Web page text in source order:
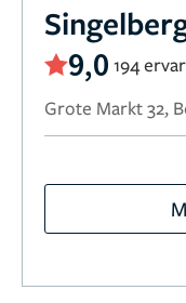
9,0 194
Grote Markt 32,